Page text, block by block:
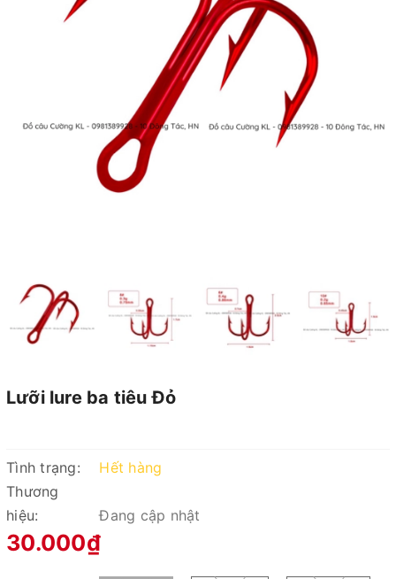
Lưỡi lure ba tiêu Đỏ
Tình trạng:
Hết hàng
Thương
hiệu:
Đang cập nhật
30.000₫